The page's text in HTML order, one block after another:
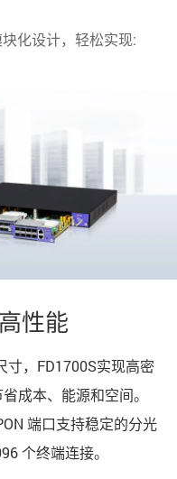
化设计，轻松实现:
性能
寸，FD1700S实现高密
成本、能源和空间。
端口支持稳定的分光
个终端连接。